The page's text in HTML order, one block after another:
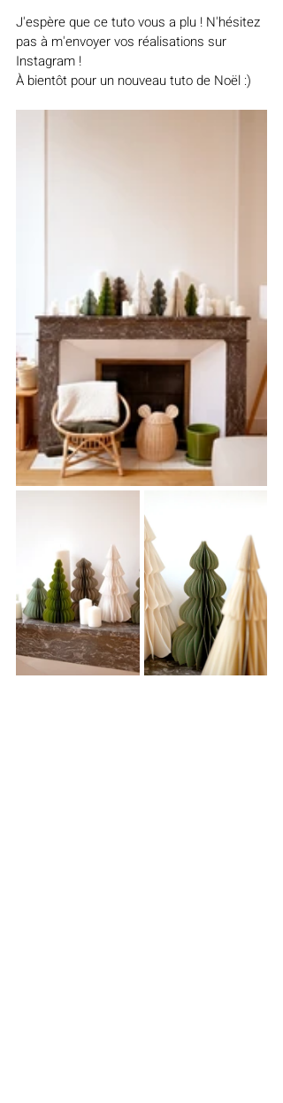
J'espère que ce tuto vous a plu ! N'hésitez
pas à m'envoyer vos réalisations sur
Instagram !
À bientôt pour un nouveau tuto de Noël :)